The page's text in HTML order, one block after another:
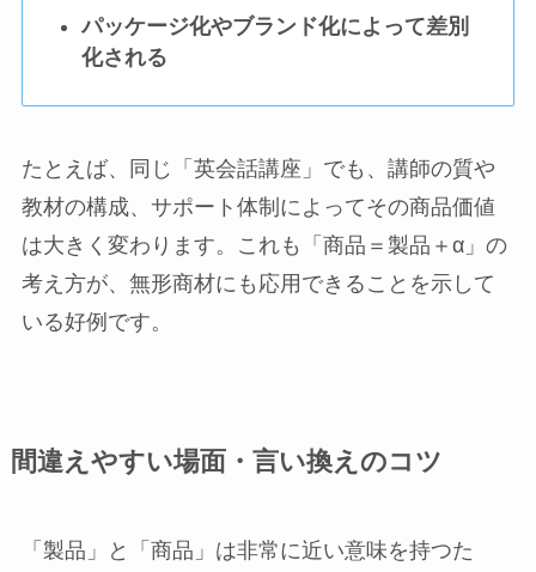
パッケージ化やブランド化によって差別
化される
たとえば、同じ「英会話講座」でも、講師の質や
教材の構成、サポート体制によってその商品価値
は大きく変わります。これも「商品＝製品＋α」の
考え方が、無形商材にも応用できることを示して
いる好例です。
間違えやすい場面・言い換えのコツ
「製品」と「商品」は非常に近い意味を持つた